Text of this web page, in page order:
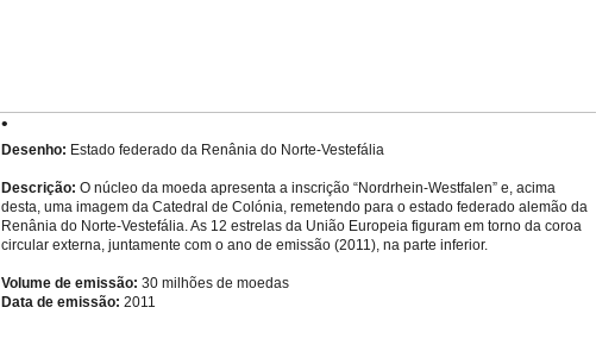
Desenho: Estado federado da Renânia do Norte-Vestefália
Descrição: O núcleo da moeda apresenta a inscrição “Nordrhein-Westfalen” e, acima
desta, uma imagem da Catedral de Colónia, remetendo para o estado federado alemão da
Renânia do Norte-Vestefália. As 12 estrelas da União Europeia figuram em torno da coroa
circular externa, juntamente com o ano de emissão (2011), na parte inferior.
Volume de emissão: 30 milhões de moedas
Data de emissão: 2011